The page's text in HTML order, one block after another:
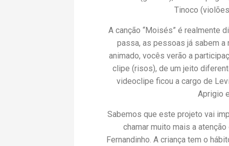
Tinoco
A canção “Moisés” é realmente
passa, as pessoas já sabem a
animado, vocês verão a
clipe (risos), de um jeito
videoclipe ficou a cargo de
Aprigio
Sabemos que este projeto vai
chamar muito mais a
Fernandinho. A criança tem o